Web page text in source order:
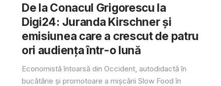
De la Conacul Grigorescu la
Digi24: Juranda Kirschner și
emisiunea care a crescut de patru
ori audiența într-o lună
Economistă întoarsă din Occident, autodidactă în
bucătărie și promotoare a mișcării Slow Food în